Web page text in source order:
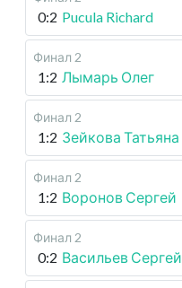
0:2 Pucula Richard
Финал 2
1:2 Лымарь Олег
Финал 2
1:2 Зейкова Татьяна
Финал 2
1:2 Воронов Сергей
Финал 2
0:2 Васильев Сергей